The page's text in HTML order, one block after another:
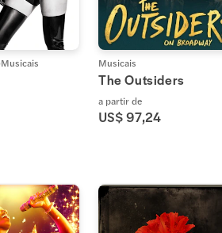
Musicais Musicais
The Outsiders
a partir de
US$ 97,24